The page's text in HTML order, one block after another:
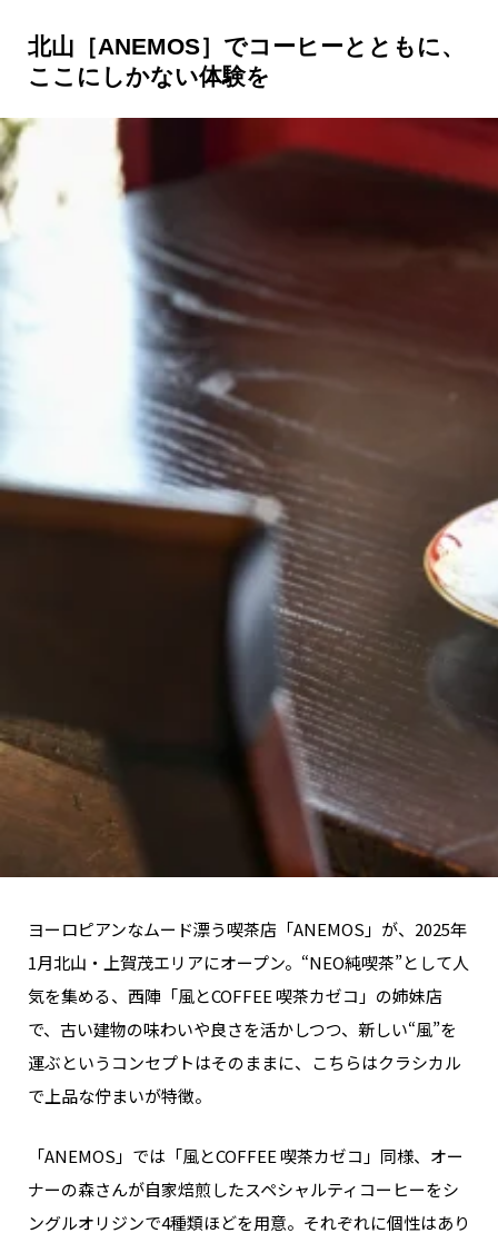
北山［ANEMOS］でコーヒーとともに、
ここにしかない体験を
ヨーロピアンなムード漂う喫茶店「ANEMOS」が、2025年
1月北山・上賀茂エリアにオープン。“NEO純喫茶”として人
気を集める、西陣「風とCOFFEE 喫茶カゼコ」の姉妹店
で、古い建物の味わいや良さを活かしつつ、新しい“風”を
運ぶというコンセプトはそのままに、こちらはクラシカル
で上品な佇まいが特徴。
「ANEMOS」では「風とCOFFEE 喫茶カゼコ」同様、オー
ナーの森さんが自家焙煎したスペシャルティコーヒーをシ
ングルオリジンで4種類ほどを用意。それぞれに個性はあり